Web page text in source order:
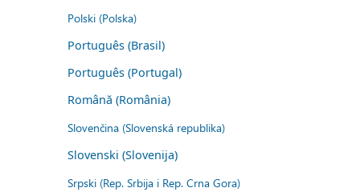
Polski (Polska)
Português (Brasil)
Português (Portugal)
Română (România)
Slovenčina (Slovenská republika)
Slovenski (Slovenija)
Srpski (Rep. Srbija i Rep. Crna Gora)